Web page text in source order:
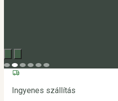
Ingyenes szállítás